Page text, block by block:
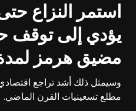
استمر النزاع
يؤدي إلى توقف
مضيق هرمز
وسيمثل ذلك أشد تراجع
مطلع تسعينيات القرن الماضي.